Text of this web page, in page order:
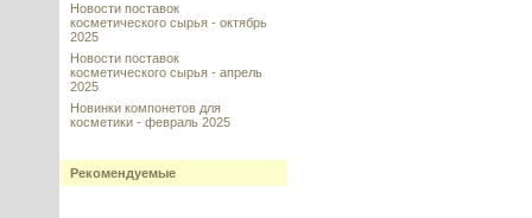
Новости поставок
косметического сырья - октябрь
2025
Новости поставок
косметического сырья - апрель
2025
Новинки компонетов для
косметики - февраль 2025
Рекомендуемые